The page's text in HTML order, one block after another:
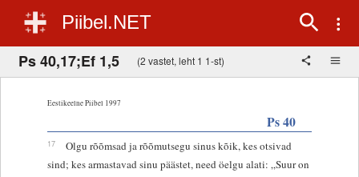
Piibel.NET
Ps 40,17;Ef 1,5 (2 vastet, leht 1 1-st)
Eestikeelne Piibel 1997
Ps 40
17
Olgu rõõmsad ja rõõmutsegu sinus kõik, kes otsivad
sind; kes armastavad sinu päästet, need öelgu alati: „Suur on